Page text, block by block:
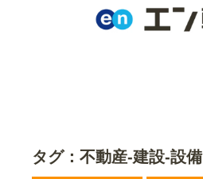
タグ：不動産-建設-設備